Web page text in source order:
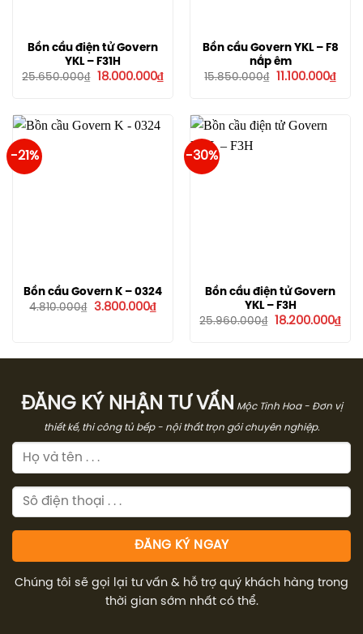
Bồn cầu điện tử Govern
YKL – F31H
25.650.000₫
Giá
18.000.000₫Giá
hiện
18.000.000₫.
Bồn cầu Govern YKL – F8
nắp êm
15.850.000₫
Giá
11.100.000₫Giá
hiện
-21%
Bồn cầu Govern K – 0324
4.810.000₫
Giá
3.800.000₫Giá
hiện
-30%
Bồn cầu điện tử Govern
YKL – F3H
25.960.000₫
Giá
18.200.000₫Giá
hiện
ĐĂNG KÝ NHẬN TƯ VẤN Mộc Tinh Hoa - Đơn vị
thiết kế, thi công tủ bếp - nội thất trọn gói chuyên nghiệp.
Chúng tôi sẽ gọi lại tư vấn & hỗ trợ quý khách hàng trong
thời gian sớm nhất có thể.